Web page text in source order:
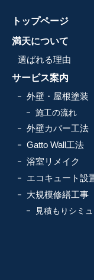
トップページ
満天について
選ばれる理由
サービス案内
外壁・屋根塗装
施工の流れ
外壁カバー工法
Gatto Wall工法
浴室リメイク
エコキュート設
大規模修繕工事
見積もりシミ